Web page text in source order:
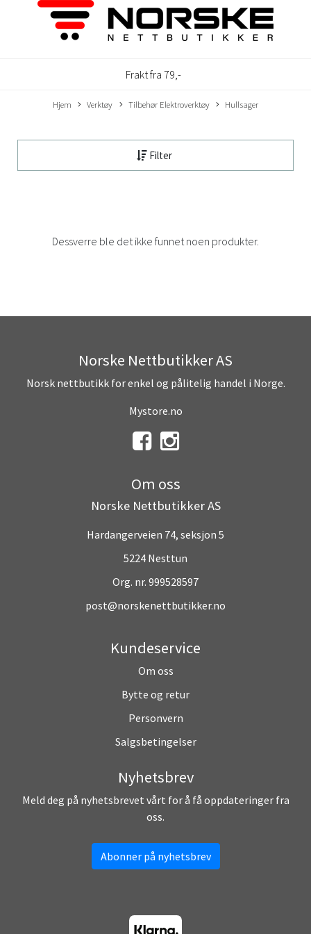
Frakt fra 79,-
Hjem Verktøy Tilbehør Elektroverktøy Hullsager
Filter
Dessverre ble det ikke funnet noen produkter.
Norske Nettbutikker AS
Norsk nettbutikk for enkel og pålitelig handel i Norge.
Mystore.no
Om oss
Norske Nettbutikker AS
Hardangerveien 74, seksjon 5
5224 Nesttun
Org. nr. 999528597
post@norskenettbutikker.no
Kundeservice
Om oss
Bytte og retur
Personvern
Salgsbetingelser
Nyhetsbrev
Meld deg på nyhetsbrevet vårt for å få oppdateringer fra
oss.
Abonner på nyhetsbrev